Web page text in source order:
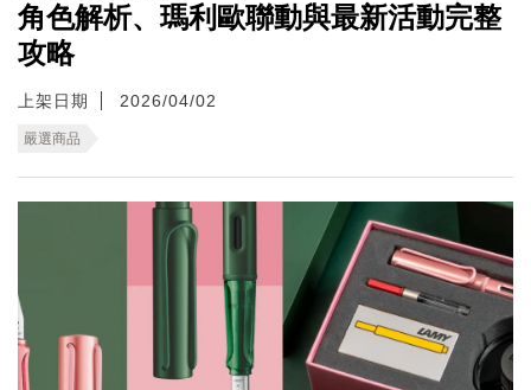
角色解析、瑪利歐聯動與最新活動完整
攻略
上架日期 2026/04/02
嚴選商品